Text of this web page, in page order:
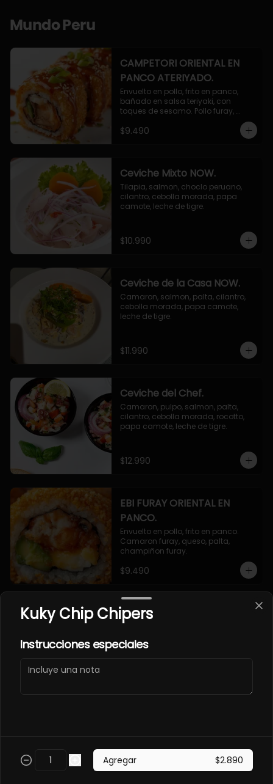
Mundo Peru
CAMPETORI ORIENTAL EN
PANCO ATERIYADO.
Envuelto en pollo, frito en panco,
bañado en salsa teriyaki, con
toques de sesamo. Pollo furay,
queso, champiñon furay, cebollin.
$9.490
Ceviche Mixto NOW.
Tilapia, salmon, choclo peruano,
cilantro, cebolla morada, papa
camote, leche de tigre.
$10.990
Ceviche de la Casa NOW.
Camaron, salmon, palta, cilantro,
cebolla morada, papa camote,
leche de tigre.
$11.990
Ceviche del Chef.
Camaron, pulpo, salmon, palta,
cilantro, cebolla morada, rocotto,
papa camote, leche de tigre.
$12.990
EBI FURAY ORIENTAL EN
PANCO.
Envuelto en pollo, frito en panco.
Camaron furay, queso, palta,
champiñon furay.
$9.490
EBI MAGURO ACEVICHON
EN PANCO.
Frito en panco, cubierto con atun
fresco, salsa acevichada y toques
Envuelto en palta, cubierto con
salmon fresco, salsa acevichada y
toques de shichimi. Camaron furay,
Kuky Chip Chipers
Instrucciones especiales
Agregar $2.890